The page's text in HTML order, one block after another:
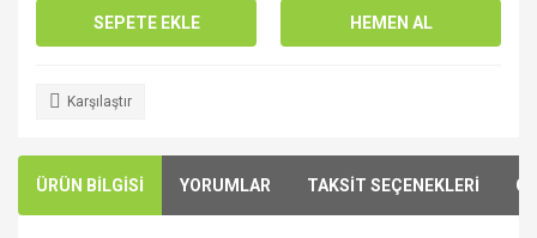
SEPETE EKLE HEMEN AL
Karşılaştır
ÜRÜN BİLGİSİ YORUMLAR TAKSİT SEÇENEKLERİ